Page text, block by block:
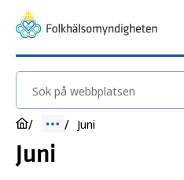
Sök på webbplatsen
Juni
Juni